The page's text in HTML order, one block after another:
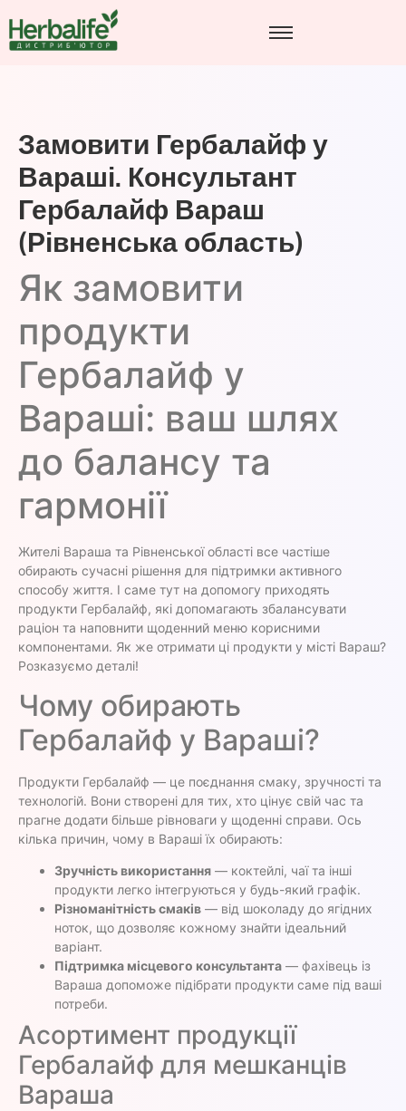
Замовити Гербалайф у
Вараші. Консультант
Гербалайф Вараш
(Рівненська область)
Як замовити
продукти
Гербалайф у
Вараші: ваш шлях
до балансу та
гармонії
Жителі Вараша та Рівненської області все частіше
обирають сучасні рішення для підтримки активного
способу життя. І саме тут на допомогу приходять
продукти Гербалайф, які допомагають збалансувати
раціон та наповнити щоденний меню корисними
компонентами. Як же отримати ці продукти у місті Вараш?
Розказуємо деталі!
Чому обирають
Гербалайф у Вараші?
Продукти Гербалайф — це поєднання смаку, зручності та
технологій. Вони створені для тих, хто цінує свій час та
прагне додати більше рівноваги у щоденні справи. Ось
кілька причин, чому в Вараші їх обирають:
Зручність використання — коктейлі, чаї та інші
продукти легко інтегруються у будь-який графік.
Різноманітність смаків — від шоколаду до ягідних
ноток, що дозволяє кожному знайти ідеальний
варіант.
Підтримка місцевого консультанта — фахівець із
Вараша допоможе підібрати продукти саме під ваші
потреби.
Асортимент продукції
Гербалайф для мешканців
Вараша